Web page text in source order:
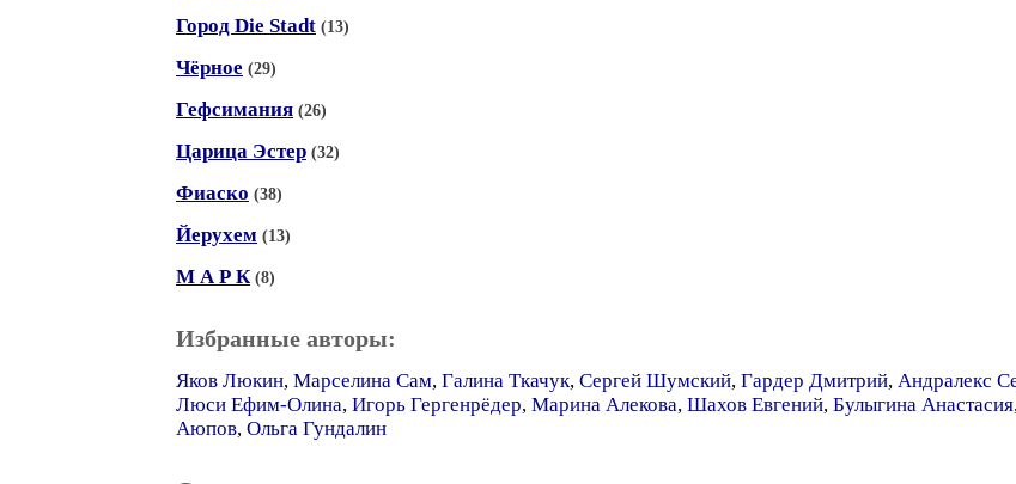
Город Die Stadt (13)
Чёрное (29)
Гефсимания (26)
Царица Эстер (32)
Фиаско (38)
Йерухем (13)
М А Р К (8)
Избранные авторы:
Яков Люкин, Марселина Сам, Галина Ткачук, Сергей Шумский, Гардер Дмитрий, Андралекс
Люси Ефим-Олина, Игорь Гергенрёдер, Марина Алекова, Шахов Евгений, Булыгина Анастасия
Аюпов, Ольга Гундалин